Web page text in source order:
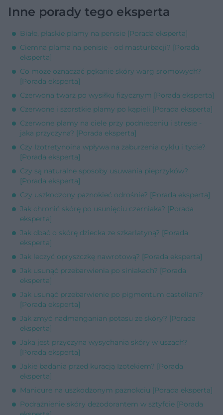
Inne porady tego eksperta
Białe, płaskie plamy na penisie [Porada eksperta]
Ciemna plama na penisie - od masturbacji? [Porada
eksperta]
Co może oznaczać pękanie skóry warg sromowych?
[Porada eksperta]
Czerwona twarz po wysiłku fizycznym [Porada eksperta]
Czerwone i szorstkie plamy po kąpieli [Porada eksperta]
Czerwone plamy na ciele przy podnieceniu i stresie -
jaka przyczyna? [Porada eksperta]
Czy Izotretynoina wpływa na zaburzenia cyklu i tycie?
[Porada eksperta]
Czy są naturalne sposoby usuwania pieprzyków?
[Porada eksperta]
Czy uszkodzony paznokieć odrośnie? [Porada eksperta]
Jak chronić skórę po usunięciu czerniaka? [Porada
eksperta]
Jak dbać o skórę dziecka ze szkarlatyną? [Porada
eksperta]
Jak leczyć opryszczkę nawrotową? [Porada eksperta]
Jak usunąć przebarwienia po siniakach? [Porada
eksperta]
Jak usunąć przebarwienie po pigmentum castellani?
[Porada eksperta]
Jak zmyć nadmanganian potasu ze skóry? [Porada
eksperta]
Jaka jest przyczyna wysychania skóry w uszach?
[Porada eksperta]
Jakie badania przed kuracją Izotekiem? [Porada
eksperta]
Manicure na uszkodzonym paznokciu [Porada eksperta]
Podrażnienie skóry dezodorantem w sztyfcie [Porada